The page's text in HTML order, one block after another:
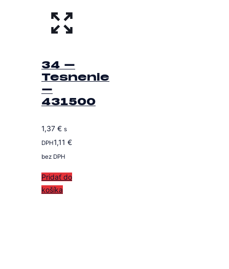
34 –
Tesnenie
–
431500
1,37 € s
DPH1,11 €
bez DPH
Pridať do
košíka